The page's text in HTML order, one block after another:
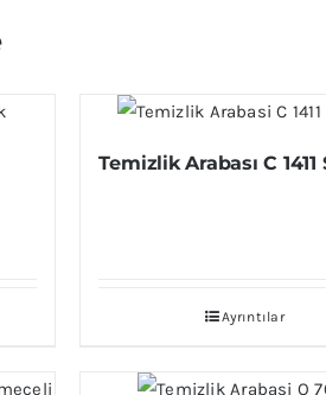
Temizlik Arabası C 1411
Ayrıntılar